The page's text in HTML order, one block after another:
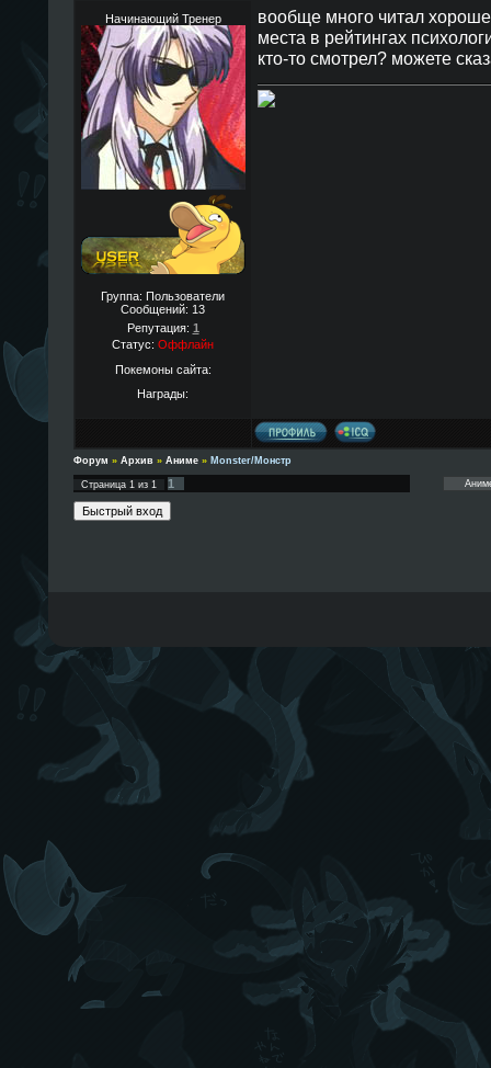
Начинающий Тренер
Группа: Пользователи
Сообщений: 13
Репутация: 1
Статус: Оффлайн
Покемоны сайта:
Награды:
вообще много читал
места в рейтингах
кто-то смотрел? можете
Форум » Архив » Аниме » Monster/Монстр
Страница 1из 1 1